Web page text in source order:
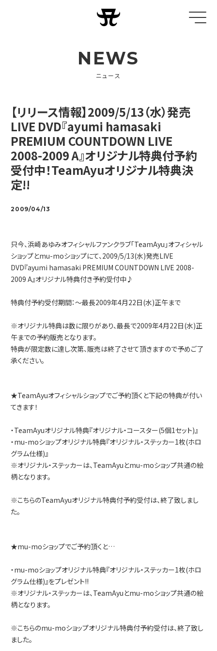
NEWS
ニュース
【リリース情報】2009/5/13（水）発売
LIVE DVD『ayumi hamasaki
PREMIUM COUNTDOWN LIVE
2008-2009 A』オリジナル特典付予約
受付中！TeamAyuオリジナル特典決
定!!
2009/04/13
只今、浜崎あゆみオフィシャルファンクラブ「TeamAyu」オフィシャル
ショップとmu-moショップにて、2009/5/13(水)発売LIVE
DVD『ayumi hamasaki PREMIUM COUNTDOWN LIVE 2008-
2009 A』オリジナル特典付き予約受付中♪
特典付予約受付期間：～最長2009年4月22日(水)正午まで
※オリジナル特典は数に限りがあり、最長で2009年4月22日(水)正
午までの予約販売となります。
特典が限定数に達し次第、販売は終了させて頂きますので予めご了
承ください。
★TeamAyuオフィシャルショップでご予約頂くと下記の特典が付い
てきます！
・TeamAyuオリジナル特典『オリジナル・コースター(5個1セット)』
・mu-moショップオリジナル特典『オリジナル・ステッカー1枚(ホロ
グラム仕様)』
※オリジナル・ステッカーは、TeamAyuとmu-moショップ共通の絵
柄となります。
※こちらのTeamAyuオリジナル特典付予約受付は、終了致しまし
た。
★mu-moショップでご予約頂くと…
・mu-moショップオリジナル特典『オリジナル・ステッカー1枚(ホロ
グラム仕様)』をプレゼント!!
※オリジナル・ステッカーは、TeamAyuとmu-moショップ共通の絵
柄となります。
※こちらのmu-moショップオリジナル特典付予約受付は、終了致し
ました。